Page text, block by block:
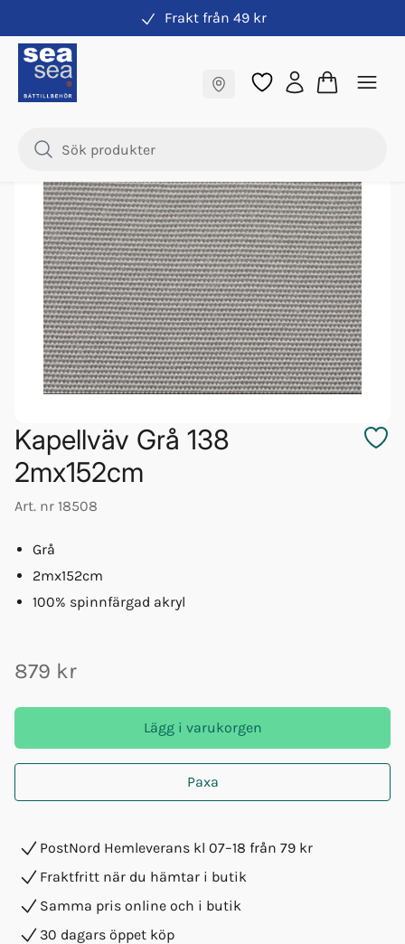
Frakt från 49 kr
Samma pris online & i butik
Kapellväv Grå 138
2mx152cm
Art. nr 18508
Grå
2mx152cm
100% spinnfärgad akryl
879 kr
Lägg i varukorgen
Paxa
PostNord Hemleverans kl 07–18 från 79 kr
Fraktfritt när du hämtar i butik
Samma pris online och i butik
30 dagars öppet köp